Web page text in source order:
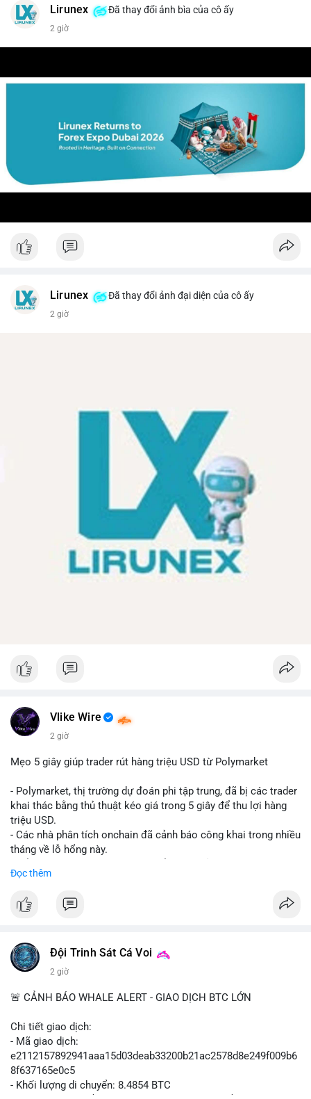
Lirunex Đã thay đổi ảnh bìa của cô ấy
2 giờ
Lirunex Đã thay đổi ảnh đại diện của cô ấy
2 giờ
Vlike Wire
2 giờ
Mẹo 5 giây giúp trader rút hàng triệu USD từ Polymarket
- Polymarket, thị trường dự đoán phi tập trung, đã bị các trader
khai thác bằng thủ thuật kéo giá trong 5 giây để thu lợi hàng
triệu USD.
- Các nhà phân tích onchain đã cảnh báo công khai trong nhiều
tháng về lỗ hổng này.
bình theo thời gian (time-weighted prices), khiến việc đẩy giá
- Động thái này nhằm bảo vệ tính toàn vẹn của thị trường và
#polymarket #cryptonews #defi #marketintegrity
📰 Nguồn: CoinDesk
Đọc thêm
Đội Trinh Sát Cá Voi
2 giờ
🚨 CẢNH BÁO WHALE ALERT - GIAO DỊCH BTC LỚN
Chi tiết giao dịch:
- Mã giao dịch:
e2112157892941aaa15d03deab33200b21ac2578d8e249f009b6
8f637165e0c5
- Khối lượng di chuyển: 8.4854 BTC